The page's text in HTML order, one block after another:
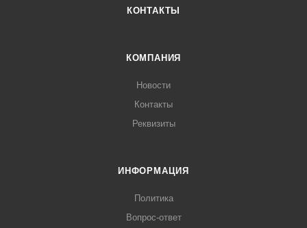
КОНТАКТЫ
КОМПАНИЯ
Новости
Контакты
Реквизиты
ИНФОРМАЦИЯ
Политика
Вопрос-ответ